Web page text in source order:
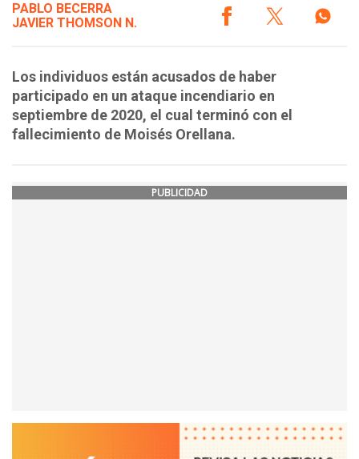
PABLO BECERRA
JAVIER THOMSON N.
Los individuos están acusados de haber
participado en un ataque incendiario en
septiembre de 2020, el cual terminó con el
fallecimiento de Moisés Orellana.
PUBLICIDAD